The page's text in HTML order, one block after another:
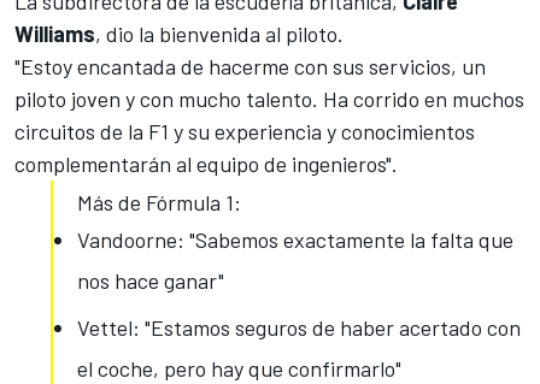
Williams, dio la bienvenida al piloto.
"Estoy encantada de hacerme con sus servicios, un
piloto joven y con mucho talento. Ha corrido en muchos
circuitos de la F1 y su experiencia y conocimientos
complementarán al equipo de ingenieros".
Más de Fórmula 1:
Vandoorne: "Sabemos exactamente la falta que
nos hace ganar"
Vettel: "Estamos seguros de haber acertado con
el coche, pero hay que confirmarlo"